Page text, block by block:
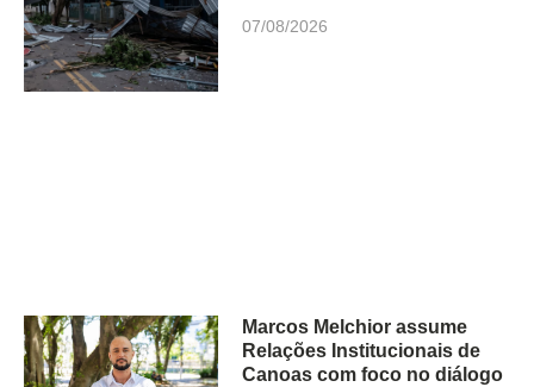
07/08/2026
Marcos Melchior assume
Relações Institucionais de
Canoas com foco no diálogo